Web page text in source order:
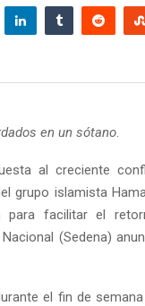
en un sótano
al creciente
grupo islamista
facilitar el
(Sedena)
el fin de